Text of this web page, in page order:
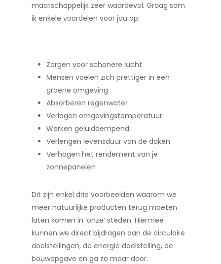
maatschappelijk zeer waardevol. Graag som
ik enkele voordelen voor jou op:
Zorgen voor schonere lucht
Mensen voelen zich prettiger in een
groene omgeving
Absorberen regenwater
Verlagen omgevingstemperatuur
Werken geluiddempend
Verlengen levensduur van de daken
Verhogen het rendement van je
zonnepanelen
Dit zijn enkel drie voorbeelden waarom we
meer natuurlijke producten terug moeten
laten komen in ‘onze’ steden. Hiermee
kunnen we direct bijdragen aan de circulaire
doelstellingen, de energie doelstelling, de
bouwopgave en ga zo maar door.